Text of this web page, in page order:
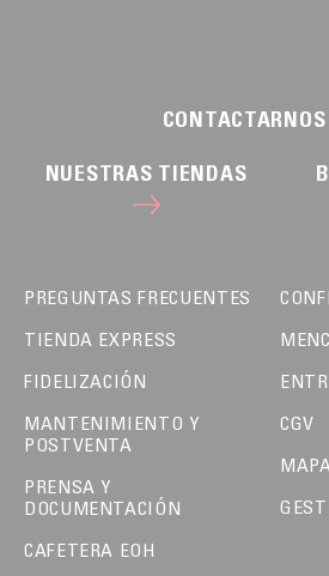
CONTACTARNOS
NUESTRAS TIENDAS
PREGUNTAS FRECUENTES
TIENDA EXPRESS
FIDELIZACIÓN
MANTENIMIENTO Y
POSTVENTA
PRENSA Y
DOCUMENTACIÓN
CAFETERA EOH
CGV